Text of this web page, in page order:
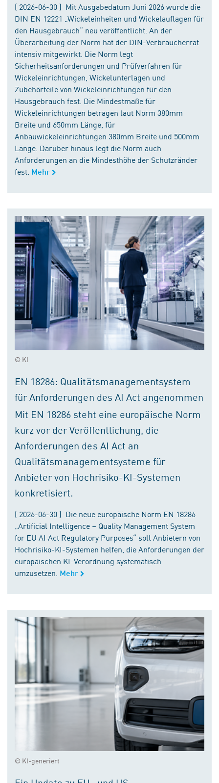
( 2026-06-30 ) Mit Ausgabedatum Juni 2026 wurde die
DIN EN 12221 „Wickeleinheiten und Wickelauflagen für
den Hausgebrauch“ neu veröffentlicht. An der
Überarbeitung der Norm hat der DIN-Verbraucherrat
intensiv mitgewirkt. Die Norm legt
Sicherheitsanforderungen und Prüfverfahren für
Wickeleinrichtungen, Wickelunterlagen und
Zubehörteile von Wickeleinrichtungen für den
Hausgebrauch fest. Die Mindestmaße für
Wickeleinrichtungen betragen laut Norm 380mm
Breite und 650mm Länge, für
Anbauwickeleinrichtungen 380mm Breite und 500mm
Länge. Darüber hinaus legt die Norm auch
Anforderungen an die Mindesthöhe der Schutzränder
fest. Mehr
© KI
EN 18286: Qualitätsmanagementsystem
für Anforderungen des AI Act angenommen
Mit EN 18286 steht eine europäische Norm
kurz vor der Veröffentlichung, die
Anforderungen des AI Act an
Qualitätsmanagementsysteme für
Anbieter von Hochrisiko-KI-Systemen
konkretisiert.
( 2026-06-30 ) Die neue europäische Norm EN 18286
„Artificial Intelligence – Quality Management System
for EU AI Act Regulatory Purposes“ soll Anbietern von
Hochrisiko-KI-Systemen helfen, die Anforderungen der
europäischen KI-Verordnung systematisch
umzusetzen. Mehr
© KI-generiert